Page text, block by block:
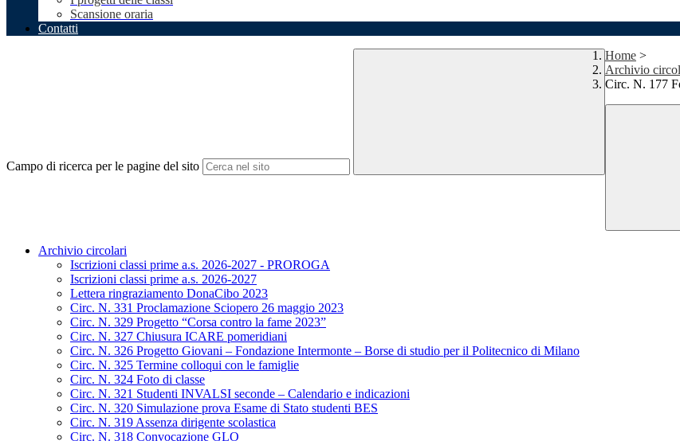
Scansione oraria
Contatti
Campo di ricerca per le pagine del sito
Home >
Archivio
Circ. N. 177
Archivio circolari
Iscrizioni classi prime a.s. 2026-2027 - PROROGA
Iscrizioni classi prime a.s. 2026-2027
Lettera ringraziamento DonaCibo 2023
Circ. N. 331 Proclamazione Sciopero 26 maggio 2023
Circ. N. 329 Progetto “Corsa contro la fame 2023”
Circ. N. 327 Chiusura ICARE pomeridiani
Circ. N. 326 Progetto Giovani – Fondazione Intermonte – Borse di studio per il Politecnico di Milano
Circ. N. 325 Termine colloqui con le famiglie
Circ. N. 324 Foto di classe
Circ. N. 321 Studenti INVALSI seconde – Calendario e indicazioni
Circ. N. 320 Simulazione prova Esame di Stato studenti BES
Circ. N. 319 Assenza dirigente scolastica
Circ. N. 318 Convocazione GLO